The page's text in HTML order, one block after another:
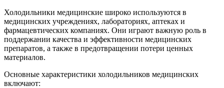
Холодильники медицинские широко используются в
медицинских учреждениях, лабораториях, аптеках и
фармацевтических компаниях. Они играют важную роль в
поддержании качества и эффективности медицинских
препаратов, а также в предотвращении потери ценных
материалов.
Основные характеристики холодильников медицинских
включают: